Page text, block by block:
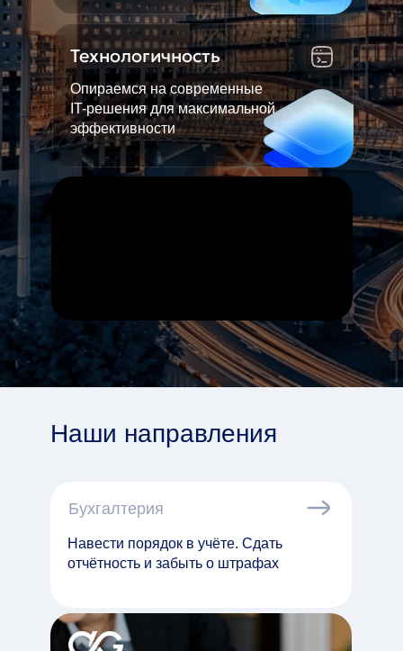
Технологичность
Опираемся на современные
IT-решения для максимальной
эффективности
Наши направления
Бухгалтерия
Навести порядок в учёте. Сдать
отчётность и забыть о штрафах